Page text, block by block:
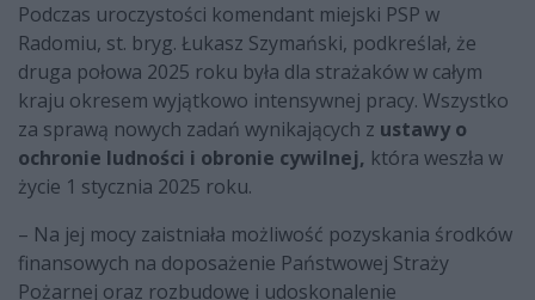
Podczas uroczystości komendant miejski PSP w
Radomiu, st. bryg. Łukasz Szymański, podkreślał, że
druga połowa 2025 roku była dla strażaków w całym
kraju okresem wyjątkowo intensywnej pracy. Wszystko
za sprawą nowych zadań wynikających z ustawy o
ochronie ludności i obronie cywilnej, która weszła w
życie 1 stycznia 2025 roku.
– Na jej mocy zaistniała możliwość pozyskania środków
finansowych na doposażenie Państwowej Straży
Pożarnej oraz rozbudowę i udoskonalenie